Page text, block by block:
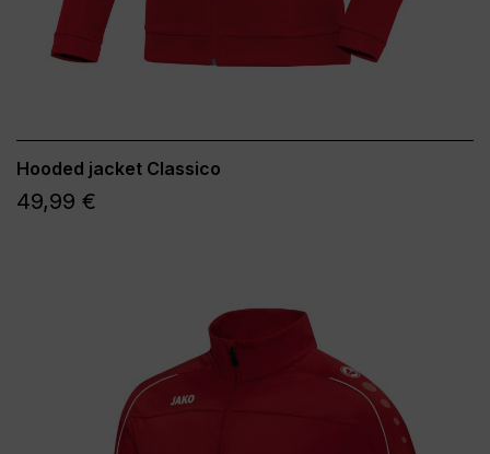
Hooded jacket Classico
49,99 €